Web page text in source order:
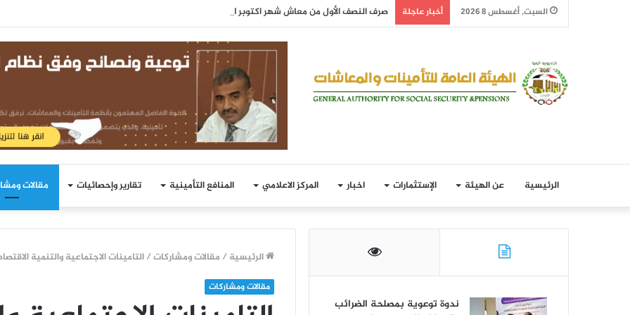
السبت, أغسطس 8 2026 أخبار عاجلة صرف النصف الأول من معاش شهر اكتوبر 2021م للمتقاعدين
الرئيسية عن الهيئة الإستثمارات اخبار المركز الاعلامي المنافع التأمينية تقارير وإحصائيات مقالات
الرئيسية / مقالات ومشاركات/التامينات الاجتماعية والتنمية
مقالات ومشاركات
ندوة توعوية بمصلحة الضرائب